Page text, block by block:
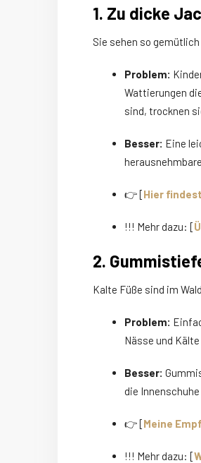
1. Zu dicke
Sie sehen so
Problem:
Wattierungen
sind, trocknen
Besser: Eine
👉 [Hier
!!! Mehr dazu: [
2.
Kalte Füße sind im
Problem:
Nässe und
Besser:
die
👉 [Meine
!!! Mehr dazu: [